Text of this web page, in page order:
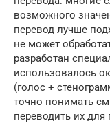
возможного
перевод лучше
не может
разработан
использовалось
(голос +
точно понимать
переводить их для